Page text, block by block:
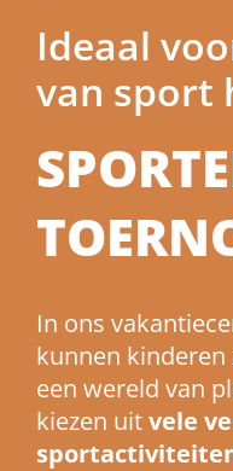
Ideaal
van sport
In ons
kunnen
een wereld van
kiezen uitvele